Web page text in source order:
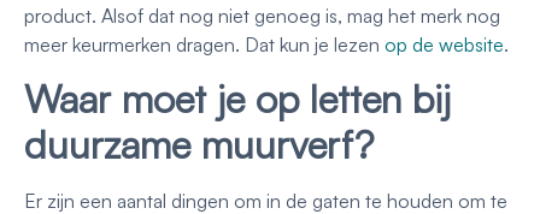
product. Alsof dat nog niet genoeg is, mag het merk nog
meer keurmerken dragen. Dat kun je lezen op de website.
Waar moet je op letten bij
duurzame muurverf?
Er zijn een aantal dingen om in de gaten te houden om te